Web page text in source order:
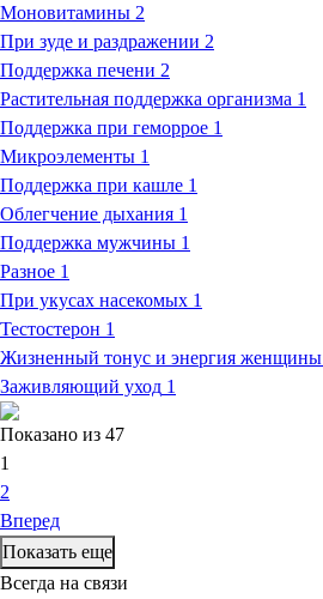
Моновитамины 2
При зуде и раздражении 2
Поддержка печени 2
Растительная поддержка организма 1
Поддержка при геморрое 1
Микроэлементы 1
Поддержка при кашле 1
Облегчение дыхания 1
Поддержка мужчины 1
Разное 1
При укусах насекомых 1
Тестостерон 1
Жизненный тонус и энергия женщины
Заживляющий уход 1
Показано из 47
1
2
Вперед
Показать еще
Всегда на связи